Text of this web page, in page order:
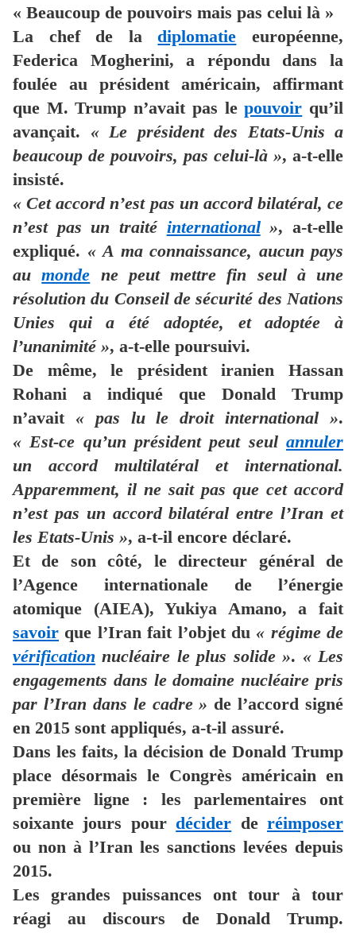
« Beaucoup de pouvoirs mais pas celui là »
La chef de la diplomatie européenne,
Federica Mogherini, a répondu dans la
foulée au président américain, affirmant
que M. Trump n’avait pas lepouvoir qu’il
avançait. « Le président des Etats-Unis a
beaucoup de pouvoirs, pas celui-là », a-t-elle
insisté.
« Cet accord n’est pas un accord bilatéral, ce
n’est pas un traité international», a-t-elle
expliqué. « A ma connaissance, aucun pays
aumonde ne peut mettre fin seul à une
résolution du Conseil de sécurité des Nations
Unies qui a été adoptée, et adoptée à
l’unanimité », a-t-elle poursuivi.
De même, le président iranien Hassan
Rohani a indiqué que Donald Trump
n’avait « pas lu le droit international ».
« Est-ce qu’un président peut seul annuler
un accord multilatéral et international.
Apparemment, il ne sait pas que cet accord
n’est pas un accord bilatéral entre l’Iran et
les Etats-Unis », a-t-il encore déclaré.
Et de son côté, le directeur général de
l’Agence internationale de l’énergie
atomique (AIEA), Yukiya Amano, a fait
savoir que l’Iran fait l’objet du« régime de
vérification nucléaire le plus solide ». « Les
engagements dans le domaine nucléaire pris
par l’Iran dans le cadre » de l’accord signé
en 2015 sont appliqués, a-t-il assuré.
Dans les faits, la décision de Donald Trump
place désormais le Congrès américain en
première ligne : les parlementaires ont
soixante jours pour décider deréimposer
ou non à l’Iran les sanctions levées depuis
2015.
Les grandes puissances ont tour à tour
réagi au discours de Donald Trump.